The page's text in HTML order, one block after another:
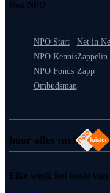
hoor alles met
Ook NPO
NPO Start
NPO Kennis
NPO Fonds
Ombudsman
Net in
Zappelin
Zapp
Elke week het beste